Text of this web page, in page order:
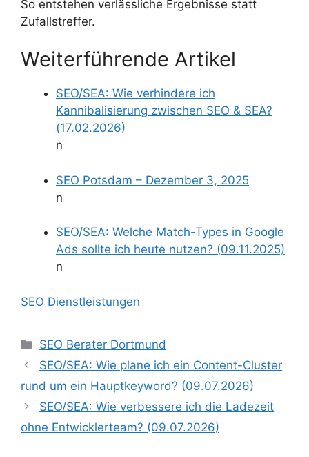
So entstehen verlässliche Ergebnisse statt
Zufallstreffer.
Weiterführende Artikel
SEO/SEA: Wie verhindere ich
Kannibalisierung zwischen SEO & SEA?
(17.02.2026)
n
SEO Potsdam – Dezember 3, 2025
n
SEO/SEA: Welche Match-Types in Google
Ads sollte ich heute nutzen? (09.11.2025)
n
SEO Dienstleistungen
Kategorien
SEO Berater Dortmund
SEO/SEA: Wie plane ich ein Content-Cluster
rund um ein Hauptkeyword? (09.07.2026)
SEO/SEA: Wie verbessere ich die Ladezeit
ohne Entwicklerteam? (09.07.2026)